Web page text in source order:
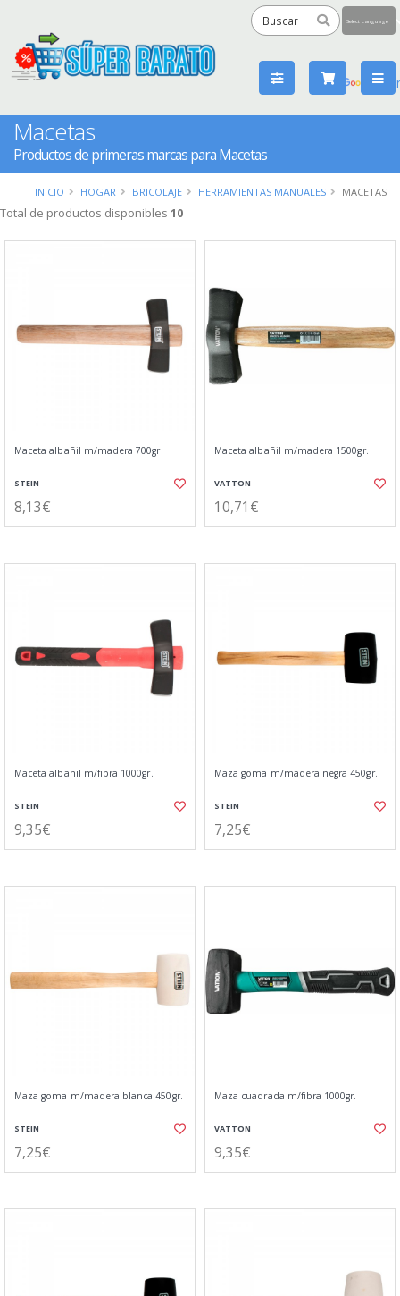
by
Macetas
Productos de primeras marcas para Macetas
INICIO HOGAR BRICOLAJE HERRAMIENTAS MANUALES MACETAS
Total de productos disponibles 10
Maceta albañil m/madera 700gr.
STEIN
8,13€
Maceta albañil m/madera 1500gr.
VATTON
10,71€
Maceta albañil m/fibra 1000gr.
STEIN
9,35€
Maza goma m/madera negra 450gr.
STEIN
7,25€
Maza goma m/madera blanca 450gr.
STEIN
7,25€
Maza cuadrada m/fibra 1000gr.
VATTON
9,35€